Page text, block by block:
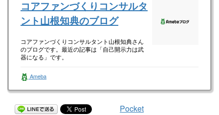
コアファンづくりコンサルタ
ント山根知典のブログ
コアファンづくりコンサルタント山根知典さん
のブログです。最近の記事は「自己開示力は武
器になる」です。
Ameba
Pocket